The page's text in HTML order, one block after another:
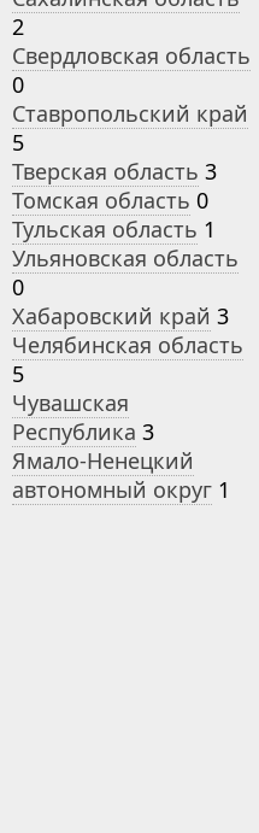
2
Свердловская область
0
Ставропольский край
5
Тверская область 3
Томская область 0
Тульская область 1
Ульяновская область
0
Хабаровский край 3
Челябинская область
5
Чувашская
Республика 3
Ямало-Ненецкий
автономный округ 1